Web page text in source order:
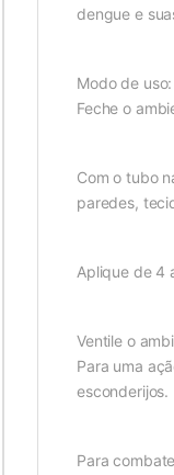
dengue e
Modo de uso:
Feche o
Com o tubo
paredes,
Aplique de 4
Ventile o
Para uma
esconderijos.
Para